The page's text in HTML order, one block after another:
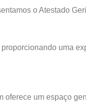
o Atestado
uma
oferece um espaço